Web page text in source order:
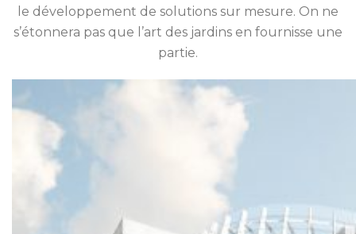
le développement de solutions sur mesure. On ne
s’étonnera pas que l’art des jardins en fournisse une
partie.